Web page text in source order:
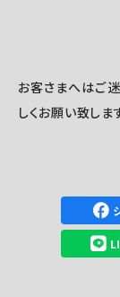
お客さまへはご
しくお願い致しま